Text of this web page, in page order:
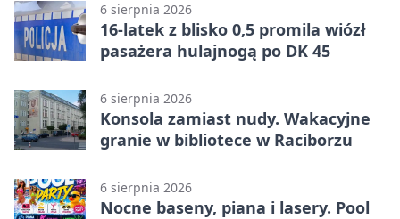
6 sierpnia 2026
16-latek z blisko 0,5 promila wiózł
pasażera hulajnogą po DK 45
6 sierpnia 2026
Konsola zamiast nudy. Wakacyjne
granie w bibliotece w Raciborzu
6 sierpnia 2026
Nocne baseny, piana i lasery. Pool